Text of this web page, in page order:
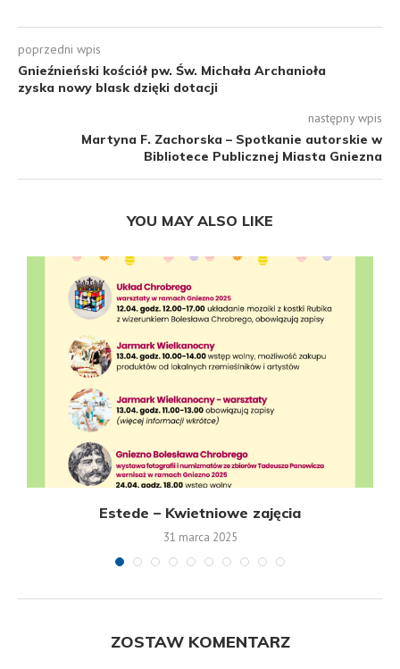
poprzedni wpis
Gnieźnieński kościół pw. Św. Michała Archanioła
zyska nowy blask dzięki dotacji
następny wpis
Martyna F. Zachorska – Spotkanie autorskie w
Bibliotece Publicznej Miasta Gniezna
YOU MAY ALSO LIKE
Estede – Kwietniowe zajęcia
31 marca 2025
ZOSTAW KOMENTARZ